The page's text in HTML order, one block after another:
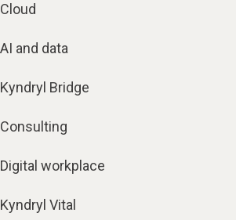
Cloud
AI and data
Kyndryl Bridge
Consulting
Digital workplace
Kyndryl Vital